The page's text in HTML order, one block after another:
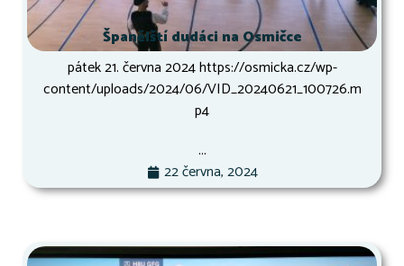
Španělští dudáci na Osmičce
pátek 21. června 2024 https://osmicka.cz/wp-
content/uploads/2024/06/VID_20240621_100726.m
p4
...
22 června, 2024